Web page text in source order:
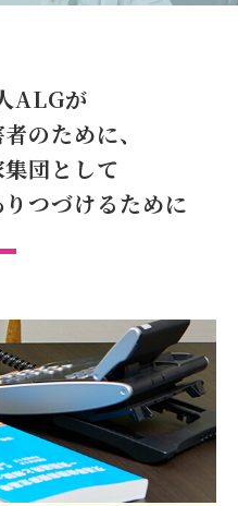
ALGが
のために、
団として
りつづけるために